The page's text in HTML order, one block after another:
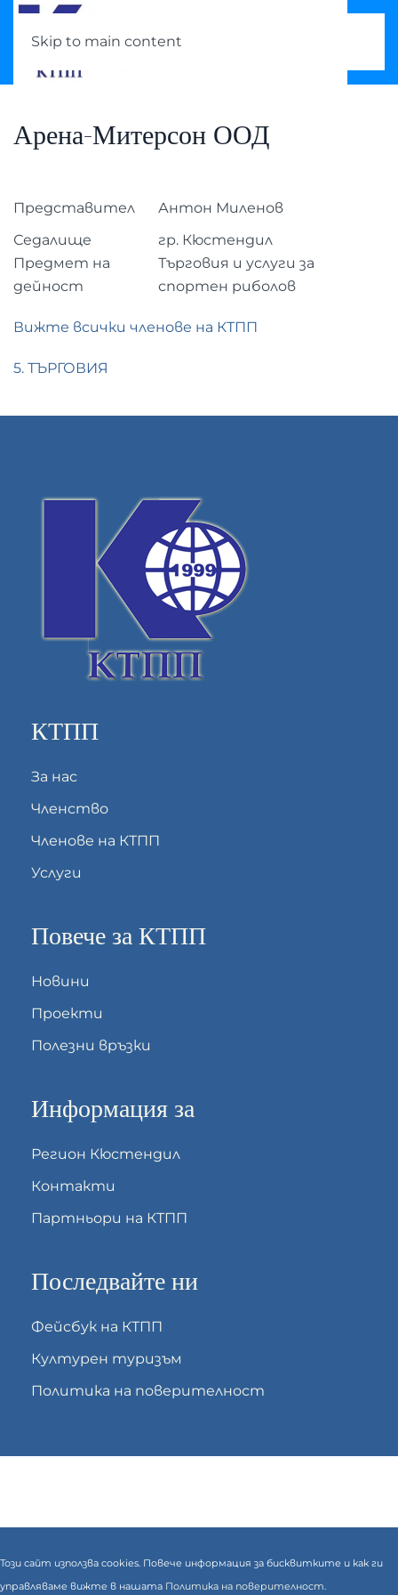
Skip to main content
Арена-Митерсон ООД
Представител
Антон Миленов
Седалище
гр. Кюстендил
Предмет на
дейност
Търговия и услуги за
спортен риболов
Вижте всички членове на КТПП
5. ТЪРГОВИЯ
КТПП
За нас
Членство
Членове на КТПП
Услуги
Повече за КТПП
Новини
Проекти
Полезни връзки
Информация за
Регион Кюстендил
Контакти
Партньори на КТПП
Последвайте ни
Фейсбук на КТПП
Културен туризъм
Политика на поверителност
Този сайт използва cookies. Повече информация за бисквитките и как ги
управляваме вижте в нашата Политика на поверителност.